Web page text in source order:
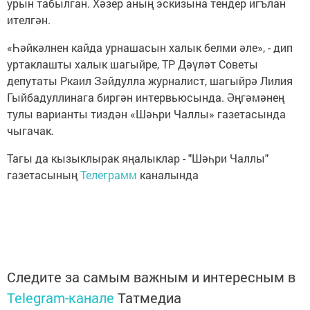
урын табылган. Хәзер аның эскизына тендер игълан
ителгән.
«Һәйкәлнен кайда урнашасын халык белми әле», - дип
уртаклашты халык шагыйре, ТР Дәүләт Советы
депутаты Ркаил Зәйдулла журналист, шагыйрә Лилия
Гыйбадуллинага биргән интервьюсында. Әңгәмәнең
тулы варианты тиздән «Шәһри Чаллы» газетасында
чыгачак.
Тагы да кызыклырак яңалыклар - "Шәһри Чаллы"
газетасының Телеграмм каналында
Следите за самым важным и интересным в
Telegram-канале Татмедиа